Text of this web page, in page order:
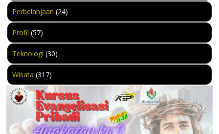
Perbelanjaan (24)
Profil (57)
Teknologi (30)
Wisata (317)